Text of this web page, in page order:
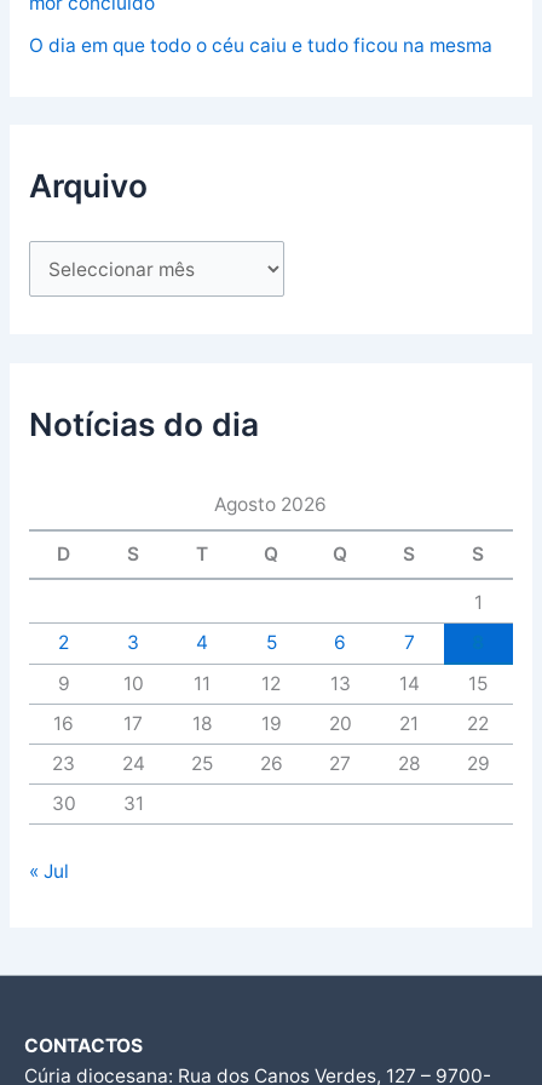
O dia em que todo o céu caiu e tudo ficou na mesma
Arquivo
Notícias do dia
Agosto 2026
D S T Q Q S S
1
2
3 4 5 6 7
9
10 11 12 13 14
15
16
17 18 19 20 21
22
23
24 25 26 27 28
29
30
31
« Jul
CONTACTOS
Cúria diocesana: Rua dos Canos Verdes, 127 – 9700-